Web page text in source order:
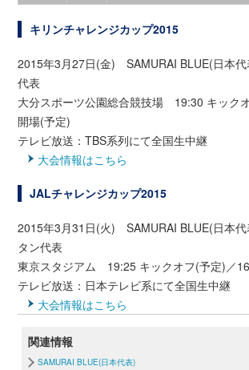
キリンチャレンジカップ2015
2015年3月27日(金) SAMURAI BLUE(日本代
代表
大分スポーツ公園総合競技場 19:30 キック
開場(予定)
テレビ放送：TBS系列にて全国生中継
大会情報はこちら
JALチャレンジカップ2015
2015年3月31日(火) SAMURAI BLUE(日本代
タン代表
東京スタジアム 19:25 キックオフ(予定)／
テレビ放送：日本テレビ系にて全国生中継
大会情報はこちら
関連情報
SAMURAI BLUE(日本代表)